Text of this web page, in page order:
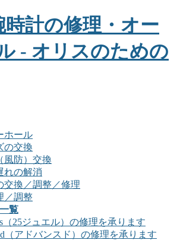
ホール
の交換
風防）交換
れの解消
交換／調整／修理
／調整
覧
（25ジュエル）の修理を承ります
（アドバンスド）の修理を承ります